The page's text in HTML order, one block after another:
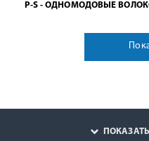
P-S - ОДНОМОДОВЫЕ